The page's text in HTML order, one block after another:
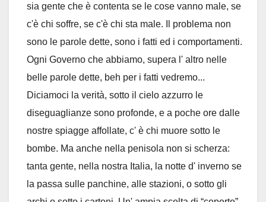
sia gente che è contenta se le cose vanno male, se
c'è chi soffre, se c'è chi sta male. Il problema non
sono le parole dette, sono i fatti ed i comportamenti.
Ogni Governo che abbiamo, supera l' altro nelle
belle parole dette, beh per i fatti vedremo...
Diciamoci la verità, sotto il cielo azzurro le
diseguaglianze sono profonde, e a poche ore dalle
nostre spiagge affollate, c' è chi muore sotto le
bombe. Ma anche nella penisola non si scherza:
tanta gente, nella nostra Italia, la notte d' inverno se
la passa sulle panchine, alle stazioni, o sotto gli